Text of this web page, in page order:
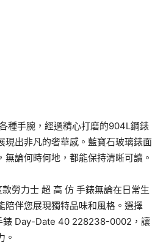
種手腕，經過精心打磨的904L鋼錶
現出非凡的奢華感。藍寶石玻璃錶面
無論何時何地，都能保持清晰可讀。
勞力士 超 高 仿 手錶無論在日常生
陪伴您展現獨特品味和風格。選擇
錶 Day-Date 40 228238-0002，讓
。